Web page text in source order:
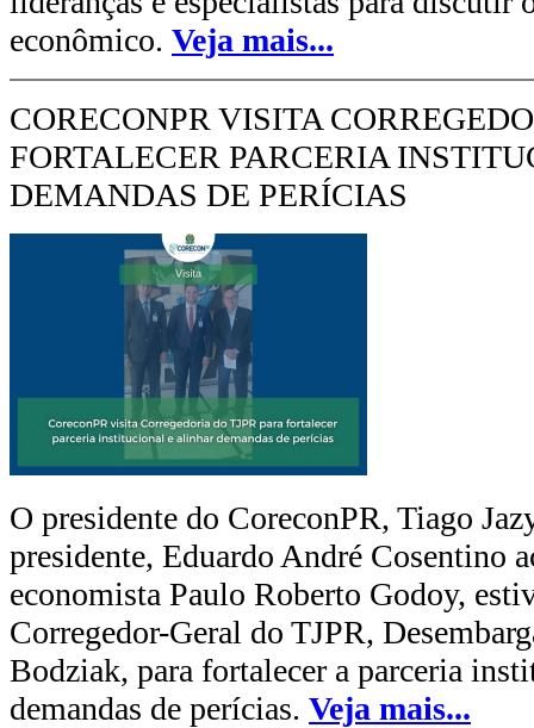
econômico. Veja mais...
CORECONPR VISITA
FORTALECER PARCERIA
DEMANDAS DE PERÍCIAS
O presidente do CoreconPR, Tiago
presidente, Eduardo André Cosentino
economista Paulo Roberto Godoy,
Corregedor-Geral do TJPR,
Bodziak, para fortalecer a parceria
demandas de perícias. Veja mais...